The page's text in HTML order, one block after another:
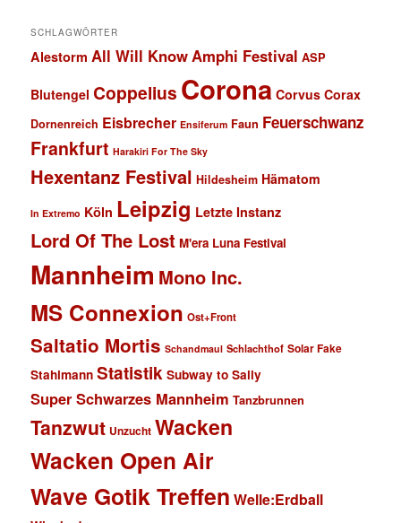
SCHLAGWÖRTER
Alestorm All Will KnowAmphi Festival ASP
Blutengel Coppelius Corona Corvus Corax
Dornenreich Eisbrecher Ensiferum Faun Feuerschwanz
Frankfurt Harakiri For The Sky
Hexentanz Festival Hildesheim Hämatom
In Extremo Köln Leipzig Letzte Instanz
Lord Of The Lost M'era Luna Festival
Mannheim Mono Inc.
MS Connexion Ost+Front
Saltatio Mortis Schandmaul Schlachthof Solar Fake
Stahlmann Statistik Subway to Sally
Super Schwarzes Mannheim Tanzbrunnen
Tanzwut Unzucht Wacken
Wacken Open Air
Wave Gotik Treffen Welle:Erdball